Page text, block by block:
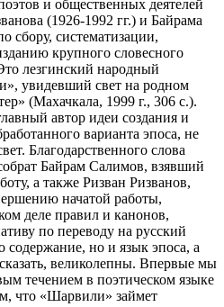
и общественных деятелей
(1926-1992 гг.) и Байрама
сбору, систематизации,
крупного словесного
лезгинский народный
увидевший свет на родном
(Махачкала, 1999 г., 306 с.).
автор идеи создания и
варианта эпоса, не
Благодарственного слова
Байрам Салимов, взявший
а также Ризван Ризванов,
начатой работы,
деле правил и канонов,
по переводу на русский
содержание, но и язык эпоса, а
великолепны. Впервые мы
течением в поэтическом языке
что «Шарвили» займет